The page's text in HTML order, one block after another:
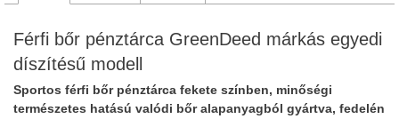
Férfi bőr pénztárca GreenDeed márkás egyedi
díszítésű modell
Sportos férfi bőr pénztárca fekete színben, minőségi
természetes hatású valódi bőr alapanyagból gyártva, fedelén